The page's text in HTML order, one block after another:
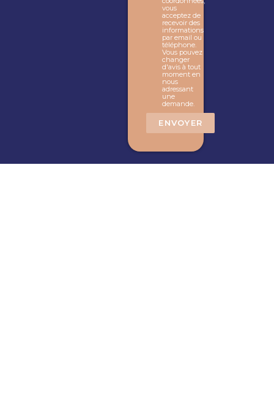
vous
acceptez de
recevoir des
informations
par email ou
téléphone.
Vous pouvez
changer
d'avis à tout
moment en
nous
adressant
une
demande.
ENVOYER